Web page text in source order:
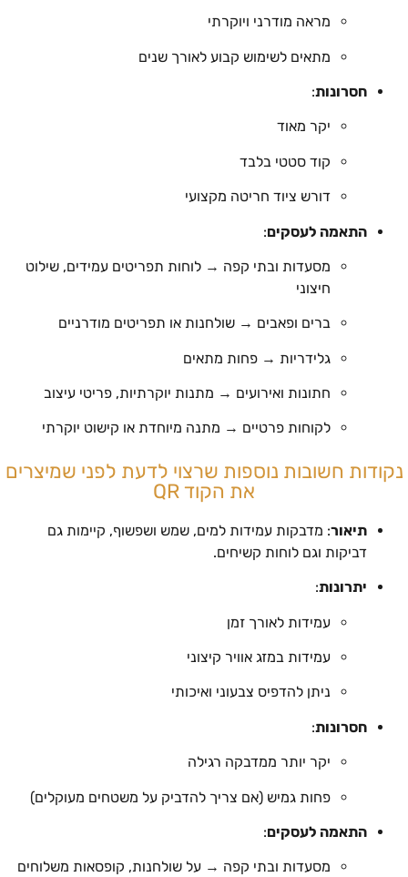
מראה מודרני ויוקרתי
מתאים לשימוש קבוע לאורך שנים
חסרונות:
יקר מאוד
קוד סטטי בלבד
דורש ציוד חריטה מקצועי
התאמה לעסקים:
מסעדות ובתי קפה → לוחות תפריטים עמידים, שילוט
חיצוני
ברים ופאבים → שולחנות או תפריטים מודרניים
גלידריות → פחות מתאים
חתונות ואירועים → מתנות יוקרתיות, פריטי עיצוב
לקוחות פרטיים → מתנה מיוחדת או קישוט יוקרתי
נקודות חשובות נוספות שרצוי לדעת לפני שמיצרים
את הקוד QR
תיאור: מדבקות עמידות למים, שמש ושפשוף, קיימות גם
דביקות וגם לוחות קשיחים.
יתרונות:
עמידות לאורך זמן
עמידות במזג אוויר קיצוני
ניתן להדפיס צבעוני ואיכותי
חסרונות:
יקר יותר ממדבקה רגילה
פחות גמיש (אם צריך להדביק על משטחים מעוקלים)
התאמה לעסקים:
מסעדות ובתי קפה → על שולחנות, קופסאות משלוחים